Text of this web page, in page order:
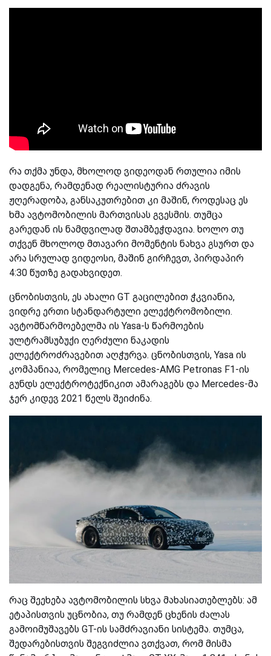
რა თქმა უნდა, მხოლოდ ვიდეოდან რთულია იმის
დადგენა, რამდენად რეალისტურია ძრავის
ჟღერადობა, განსაკუთრებით კი მაშინ, როდესაც ეს
ხმა ავტომობილის მართვისას გვესმის. თუმცა
გარედან ის ნამდვილად შთამბეჭდავია. ხოლო თუ
თქვენ მხოლოდ მთავარი მომენტის ნახვა გსურთ და
არა სრულად ვიდეოსი, მაშინ გირჩევთ, პირდაპირ
4:30 წუთზე გადახვიდეთ.
ცნობისთვის, ეს ახალი GT გაცილებით ჭკვიანია,
ვიდრე ერთი სტანდარტული ელექტრომობილი.
ავტომწარმოებელმა ის Yasa-ს წარმოების
ულტრამსუბუქი ღერძული ნაკადის
ელექტროძრავებით აღჭურვა. ცნობისთვის, Yasa ის
კომპანიაა, რომელიც Mercedes-AMG Petronas F1-ის
გუნდს ელექტროტექნიკით ამარაგებს და Mercedes-მა
ჯერ კიდევ 2021 წელს შეიძინა.
რაც შეეხება ავტომობილის სხვა მახასიათებლებს: ამ
ეტაპისთვის უცნობია, თუ რამდენ ცხენის ძალას
გამოიმუშავებს GT-ის სამძრავიანი სისტემა. თუმცა,
შედარებისთვის შეგვიძლია ვთქვათ, რომ მისმა